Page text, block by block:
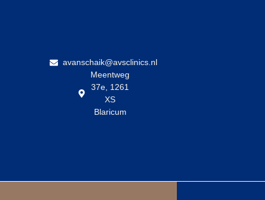
avanschaik@avsclinics.nl
Meentweg
37e, 1261
XS
Blaricum